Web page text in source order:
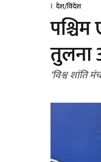
देश/विदेश
तुलना
‘विश्व शांति